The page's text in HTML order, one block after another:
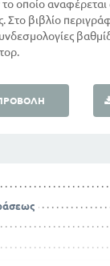
οποίο αναφέρεται
Στο βιβλίο